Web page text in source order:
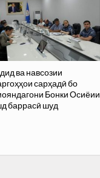
ва навсозии
сарҳадӣ бо
Бонки Осиёии
баррасӣ шуд